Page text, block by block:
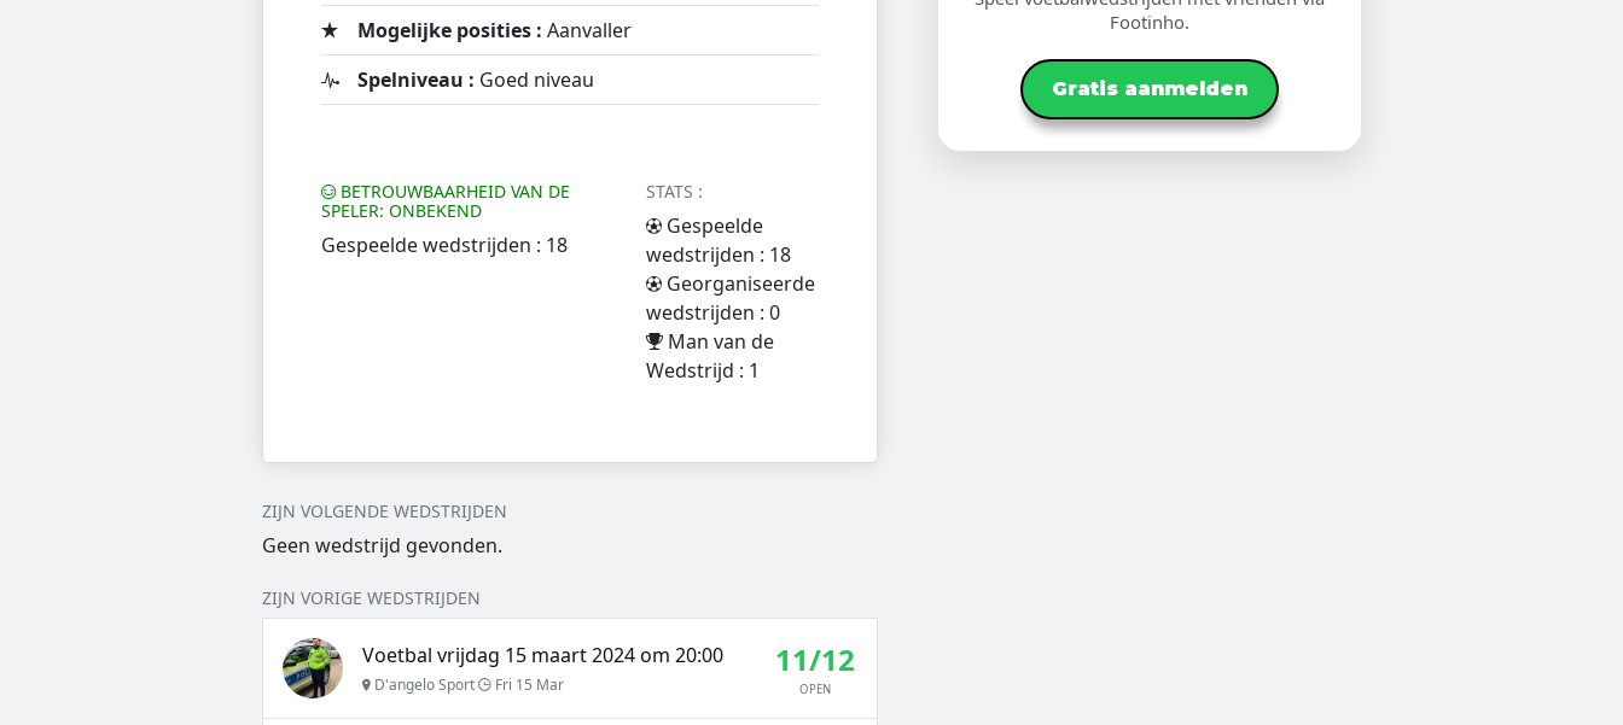
Mogelijke posities : Aanvaller
Spelniveau : Goed niveau
BETROUWBAARHEID VAN DE
SPELER: ONBEKEND
Gespeelde wedstrijden : 18
STATS :
Gespeelde
wedstrijden : 18
Georganiseerde
wedstrijden : 0
Man van de
Wedstrijd : 1
Footinho.
Gratis aanmelden
ZIJN VOLGENDE WEDSTRIJDEN
Geen wedstrijd gevonden.
ZIJN VORIGE WEDSTRIJDEN
Voetbal vrijdag 15 maart 2024 om 20:00
D'angelo Sport Fri 15 Mar
11/12
OPEN